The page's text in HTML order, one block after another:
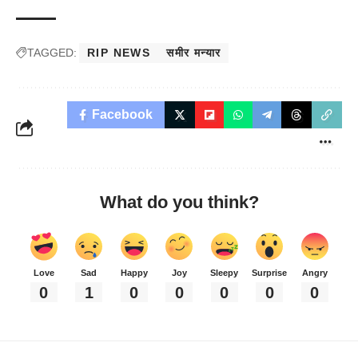
TAGGED: RIP NEWS समीर मन्यार
Facebook
What do you think?
Love
0
Sad
1
Happy
0
Joy
0
Sleepy
0
Surprise
0
Angry
0